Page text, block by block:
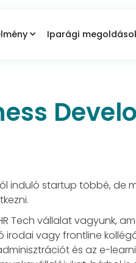
Iparági
induló startup többé, de
Tech vállalat vagyunk,
irodai vagy frontline
és az e-